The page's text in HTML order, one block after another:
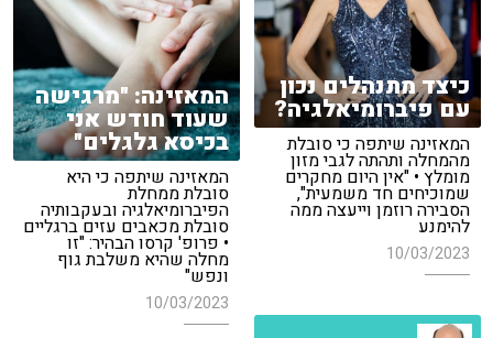
כיצד מתנהלים נכון
עם פיברומיאלגיה?
המאזינה שיתפה כי סובלת
מהמחלה ותהתה לגבי מזון
מומלץ • "אין היום מחקרים
שמוכיחים חד משמעית",
הסבירה רוזמן וייעצה ממה
להימנע
10/03/2023
המאזינה: "מרגישה
שעוד חודש אני
בכיסא גלגלים"
המאזינה שיתפה כי היא
סובלת ממחלת
הפיברומיאלגיה ובעקבותיה
סובלת מכאבים עזים ברגליים
• פרופ' קרסו הבהיר: "זו
מחלה שהיא משלבת גוף
ונפש"
10/03/2023